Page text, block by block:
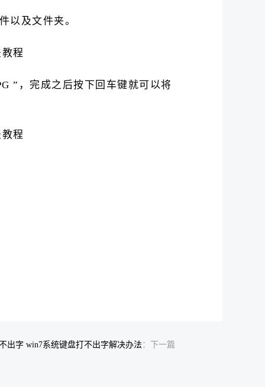
以及文件夹。
”，完成之后按下回车键就可以将
出字 win7系统键盘打不出字解决办法：下一篇